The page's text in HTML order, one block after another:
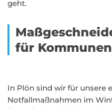
geht.
für Kommunen
In Plön sind wir für unsere
Notfallmaßnahmen im